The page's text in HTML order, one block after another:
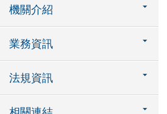
機關介紹
業務資訊
法規資訊